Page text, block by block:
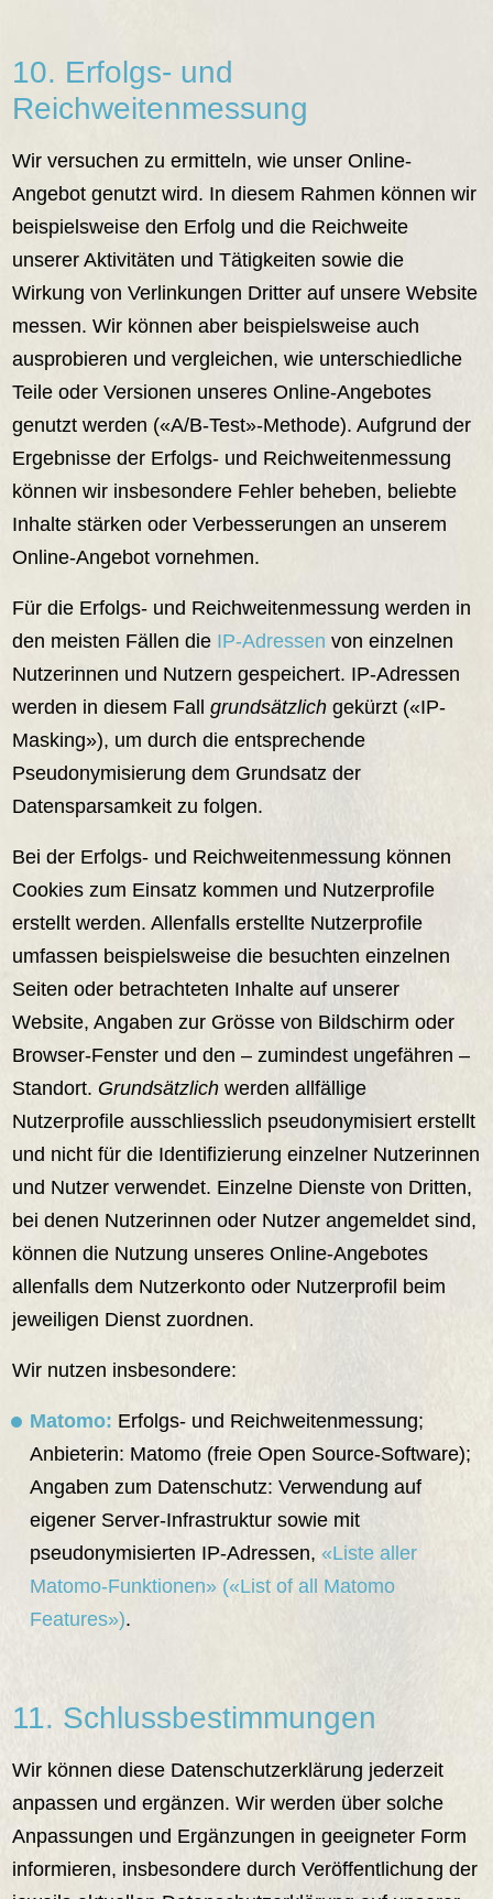
10. Erfolgs- und
Reichweitenmessung
Wir versuchen zu ermitteln, wie unser Online-
Angebot genutzt wird. In diesem Rahmen können wir
beispielsweise den Erfolg und die Reichweite
unserer Aktivitäten und Tätigkeiten sowie die
Wirkung von Verlinkungen Dritter auf unsere Website
messen. Wir können aber beispielsweise auch
ausprobieren und vergleichen, wie unterschiedliche
Teile oder Versionen unseres Online-Angebotes
genutzt werden («A/B-Test»-Methode). Aufgrund der
Ergebnisse der Erfolgs- und Reichweitenmessung
können wir insbesondere Fehler beheben, beliebte
Inhalte stärken oder Verbesserungen an unserem
Online-Angebot vornehmen.
Für die Erfolgs- und Reichweitenmessung werden in
den meisten Fällen die IP-Adressen von einzelnen
Nutzerinnen und Nutzern gespeichert. IP-Adressen
werden in diesem Fallgrundsätzlich gekürzt («IP-
Masking»), um durch die entsprechende
Pseudonymisierung dem Grundsatz der
Datensparsamkeit zu folgen.
Bei der Erfolgs- und Reichweitenmessung können
Cookies zum Einsatz kommen und Nutzerprofile
erstellt werden. Allenfalls erstellte Nutzerprofile
umfassen beispielsweise die besuchten einzelnen
Seiten oder betrachteten Inhalte auf unserer
Website, Angaben zur Grösse von Bildschirm oder
Browser-Fenster und den – zumindest ungefähren –
Standort. Grundsätzlich werden allfällige
Nutzerprofile ausschliesslich pseudonymisiert erstellt
und nicht für die Identifizierung einzelner Nutzerinnen
und Nutzer verwendet. Einzelne Dienste von Dritten,
bei denen Nutzerinnen oder Nutzer angemeldet sind,
können die Nutzung unseres Online-Angebotes
allenfalls dem Nutzerkonto oder Nutzerprofil beim
jeweiligen Dienst zuordnen.
Wir nutzen insbesondere:
Matomo: Erfolgs- und Reichweitenmessung;
Anbieterin: Matomo (freie Open Source-Software);
Angaben zum Datenschutz: Verwendung auf
eigener Server-Infrastruktur sowie mit
pseudonymisierten IP-Adressen,«Liste aller
Matomo-Funktionen» («List of all Matomo
Features»).
11. Schlussbestimmungen
Wir können diese Datenschutzerklärung jederzeit
anpassen und ergänzen. Wir werden über solche
Anpassungen und Ergänzungen in geeigneter Form
informieren, insbesondere durch Veröffentlichung der